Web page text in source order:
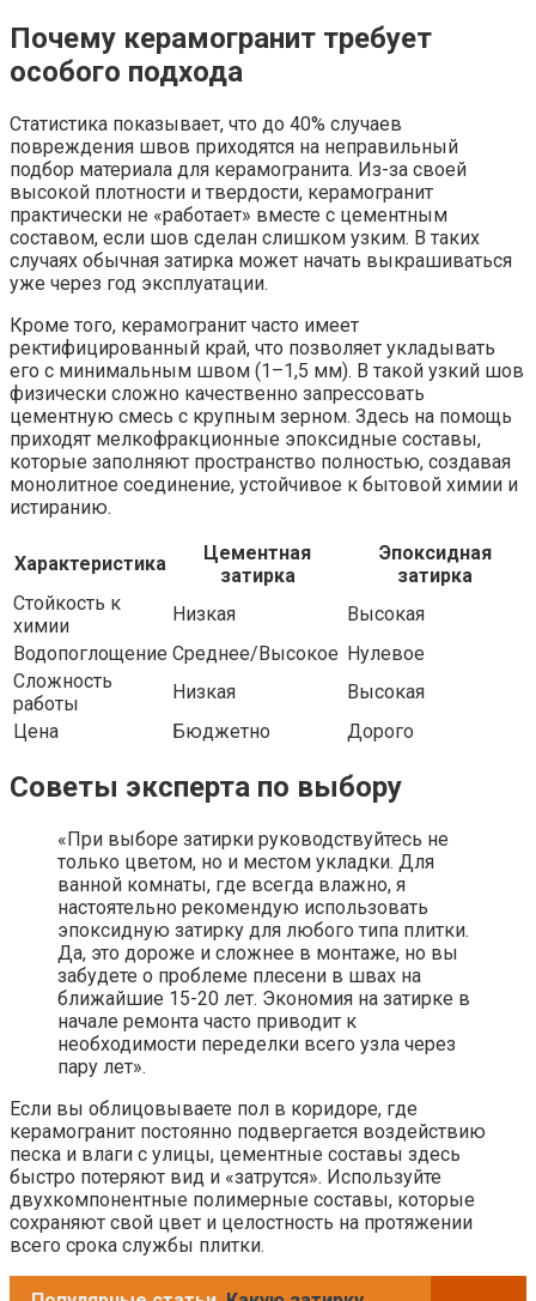
Почему керамогранит требует
особого подхода
Статистика показывает, что до 40% случаев
повреждения швов приходятся на неправильный
подбор материала для керамогранита. Из-за своей
высокой плотности и твердости, керамогранит
практически не «работает» вместе с цементным
составом, если шов сделан слишком узким. В таких
случаях обычная затирка может начать выкрашиваться
уже через год эксплуатации.
Кроме того, керамогранит часто имеет
ректифицированный край, что позволяет укладывать
его с минимальным швом (1–1,5 мм). В такой узкий шов
физически сложно качественно запрессовать
цементную смесь с крупным зерном. Здесь на помощь
приходят мелкофракционные эпоксидные составы,
которые заполняют пространство полностью, создавая
монолитное соединение, устойчивое к бытовой химии и
истиранию.
Характеристика
Цементная
затирка
Эпоксидная
затирка
Стойкость к
химии
Низкая
Высокая
Водопоглощение Среднее/Высокое Нулевое
Сложность
работы
Низкая
Высокая
Цена
Бюджетно Дорого
Советы эксперта по выбору
«При выборе затирки руководствуйтесь не
только цветом, но и местом укладки. Для
ванной комнаты, где всегда влажно, я
настоятельно рекомендую использовать
эпоксидную затирку для любого типа плитки.
Да, это дороже и сложнее в монтаже, но вы
забудете о проблеме плесени в швах на
ближайшие 15-20 лет. Экономия на затирке в
начале ремонта часто приводит к
необходимости переделки всего узла через
пару лет».
Если вы облицовываете пол в коридоре, где
керамогранит постоянно подвергается воздействию
песка и влаги с улицы, цементные составы здесь
быстро потеряют вид и «затрутся». Используйте
двухкомпонентные полимерные составы, которые
сохраняют свой цвет и целостность на протяжении
всего срока службы плитки.